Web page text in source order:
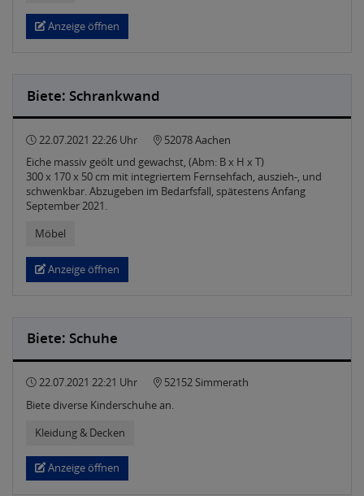
Anzeige öffnen
Biete: Schrankwand
22.07.2021 22:26 Uhr
52078 Aachen
Eiche massiv geölt und gewachst, (Abm: B x H x T)
300 x 170 x 50 cm mit integriertem Fernsehfach, auszieh-, und
schwenkbar. Abzugeben im Bedarfsfall, spätestens Anfang
September 2021.
Möbel
Anzeige öffnen
Biete: Schuhe
22.07.2021 22:21 Uhr
52152 Simmerath
Biete diverse Kinderschuhe an.
Kleidung & Decken
Anzeige öffnen